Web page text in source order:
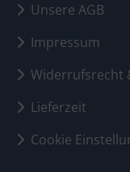
Unsere AGB
Impressum
Widerrufsrecht
Lieferzeit
Cookie